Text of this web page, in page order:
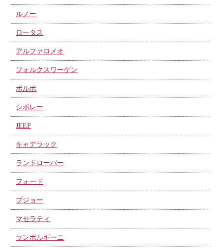
ルノー
ロータス
アルファロメオ
フォルクスワーゲン
ボルボ
シボレー
JEEP
キャデラック
ランドローバー
フォード
プジョー
マセラティ
ランボルギーニ